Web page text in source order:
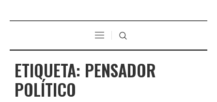
ETIQUETA: PENSADOR
POLÍTICO